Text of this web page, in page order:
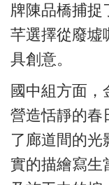
牌陳品橋捕捉
芊選擇從廢墟
具創意。
國中組方面
營造恬靜的春
了廊道間的光
實的描繪寫生